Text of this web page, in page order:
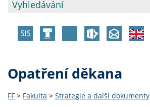
Opatření děkana
FF > Fakulta > Strategie a další dokumenty